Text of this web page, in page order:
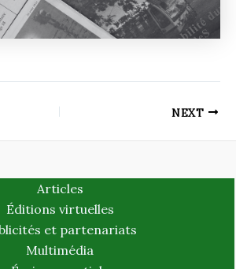
NEXT
Articles
Éditions virtuelles
et partenariats
Multimédia